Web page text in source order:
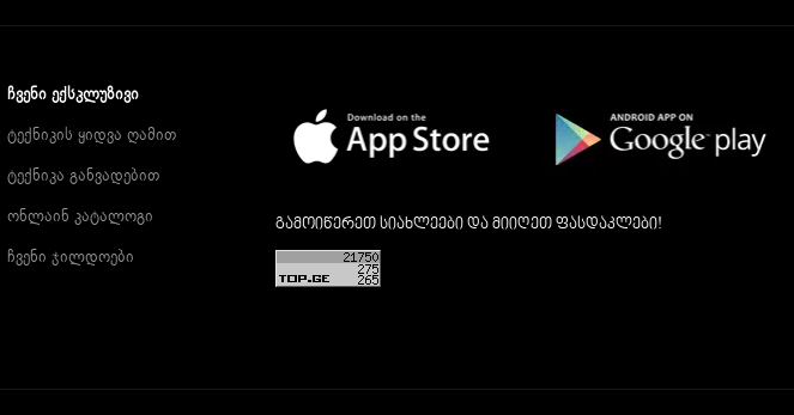
ᲩᲕᲔᲜᲘ ᲔᲥᲡᲙᲚᲣᲖᲘᲕᲘ
ტექნიკის ყიდვა ღამით
ტექნიკა განვადებით
ონლაინ კატალოგი
ჩვენი ჯილდოები
გამოიწერეთ სიახლეები და მიიღეთ ფასდაკლები!